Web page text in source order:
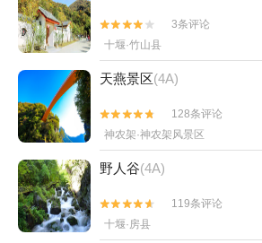


3条评论
十堰·竹山县
天燕景区(4A)


128条评论
神农架·神农架风景区
野人谷(4A)


119条评论
十堰·房县